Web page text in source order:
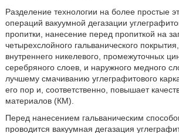
Разделение технологии на более простые
операций вакуумной дегазации
пропитки, нанесение перед пропиткой на
четырехслойного гальванического
внутреннего никелевого, промежуточных
серебряного слоев, и наружного медного
лучшему смачиванию углеграфитового
его пор и, соответственно, повышает
материалов (КМ).
Перед нанесением гальваническим
проводится вакуумная дегазация